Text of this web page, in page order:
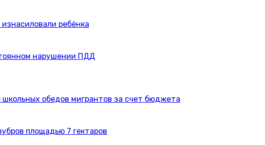
ребёнка
нарушении ПДД
обедов мигрантов за счет бюджета
площадью 7 гектаров